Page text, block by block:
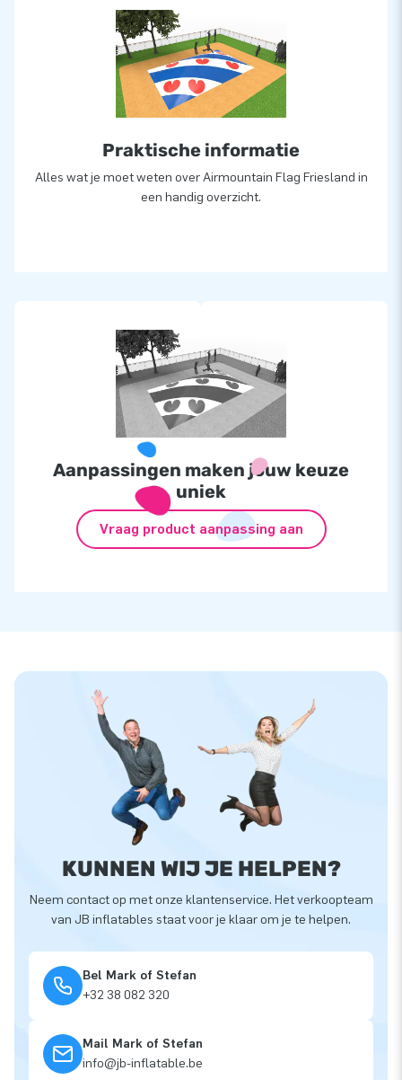
Wil je liever een airmountain in eigen kleuren of logo? Neem
dan contact op en laat ons in-house ontwerpteam er
vrijblijvend een voor jou ontwerpen!
Meer dan 15.000 klanten kozen ook voor JB
JB laat al meer dan 15 jaar mensen wereldwijd een gat in de
lucht springen. Vaak letterlijk. Ons team van designers,
ontwikkelaars en logistiek medewerkers leveren unieke
Praktische informatie
Alles wat je moet weten over Airmountain Flag Friesland in
een handig overzicht.
Aanpassingen maken jouw keuze
uniek
Vraag product aanpassing aan
KUNNEN WIJ JE HELPEN?
Neem contact op met onze klantenservice. Het verkoopteam
van JB inflatables staat voor je klaar om je te helpen.
Bel Mark of Stefan
+32 38 082 320
Mail Mark of Stefan
info@jb-inflatable.be